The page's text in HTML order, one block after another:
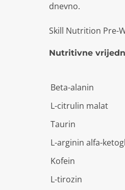
dnevno.
Skill Nutrition Pre-
Nutritivne
Beta-alanin
L-citrulin malat
Taurin
L-arginin alfa-
Kofein
L-tirozin